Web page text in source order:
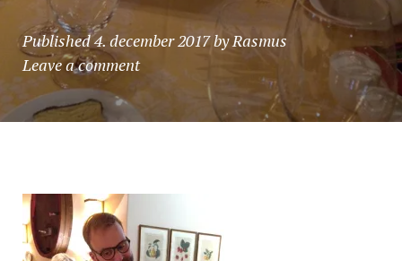
Published4. december 2017byRasmus
Leave a comment